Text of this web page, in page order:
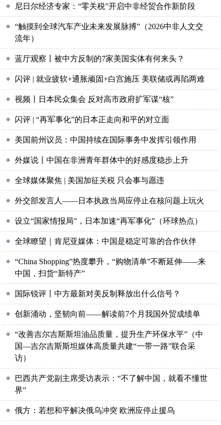
尼日尔经济专家：“零关税”开启中非经贸合作新阶段
“触摸到全球汽车产业未来发展脉搏”（2026中非人文交
流年）
蓝厅观察丨被中方反制的7家美国实体有何来头？
闪评 | 就业疲软+通胀顽固+白宫施压 美联储或再陷两难
视频丨日本民众集会 反对高市政府扩军谋“核”
闪评 | “再军事化”的日本正走向和平的对立面
美国前州议员：中国持续在国际事务中发挥引领作用
外媒说丨中国在非洲青年群体中的好感度稳步上升
全球媒体聚焦 | 美国加征关税 只会事与愿违
外交部发言人——日本执政当局应停止在核问题上玩火
设立“国家情报局”，日本加速“再军事化”（环球热点）
全球瞭望｜肯尼亚媒体：中国是稳定可靠的合作伙伴
“China Shopping”热度攀升，“购物清单”不断延伸——来
中国，扫货“新特产”
国际锐评丨中方最新对美反制释放出什么信号？
创新涌动，坚韧向前——解读前7个月我国外贸成绩单
“改善吉尔吉斯斯坦油品质量，提升生产环保水平”（中
国—吉尔吉斯斯坦媒体高质量共建“一带一路”联合采
访）
巴西共产党副主席受访表示：“不了解中国，就看不懂世
界”
俄方：若想和平解决俄乌冲突 欧洲应停止援乌